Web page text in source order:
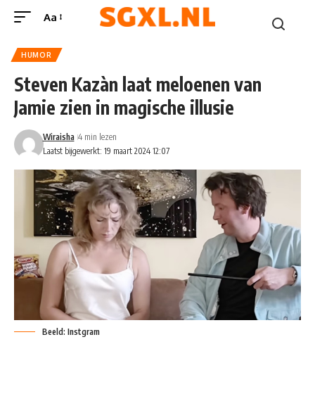
Aa
HUMOR
Steven Kazàn laat meloenen van
Jamie zien in magische illusie
Laatst bijgewerkt: 19 maart 2024 12:07
Wiraisha 4 min lezen
Beeld: Instgram